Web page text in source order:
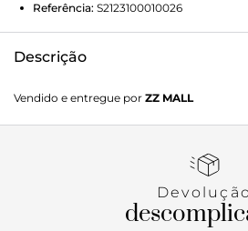
Referência: S2123100010026
Descrição
Vendido e entregue por ZZ MALL